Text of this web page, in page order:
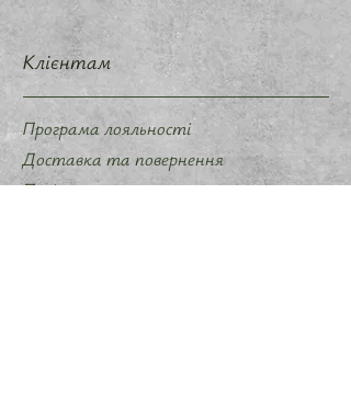
Клієнтам
Програма лояльності
Доставка та повернення
Політика магазину